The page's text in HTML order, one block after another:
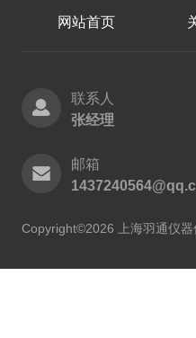
网站首页
联系人
张经理
邮箱
Copyright©2026 上海羽通仪